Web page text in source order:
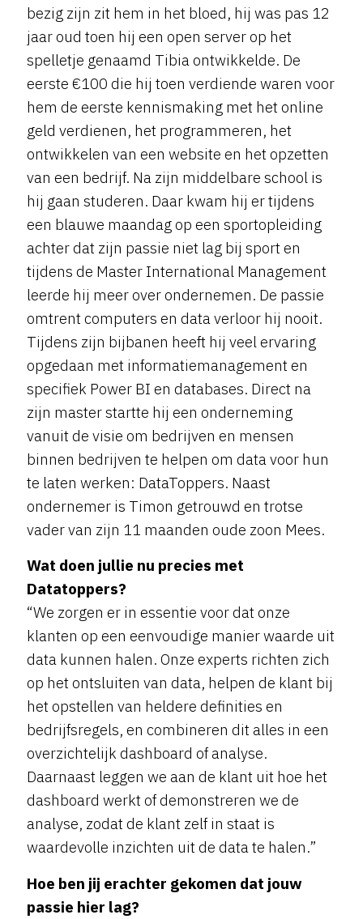
bezig zijn zit hem in het bloed, hij was pas 12
jaar oud toen hij een open server op het
spelletje genaamd Tibia ontwikkelde. De
eerste €100 die hij toen verdiende waren voor
hem de eerste kennismaking met het online
geld verdienen, het programmeren, het
ontwikkelen van een website en het opzetten
van een bedrijf. Na zijn middelbare school is
hij gaan studeren. Daar kwam hij er tijdens
een blauwe maandag op een sportopleiding
achter dat zijn passie niet lag bij sport en
tijdens de Master International Management
leerde hij meer over ondernemen. De passie
omtrent computers en data verloor hij nooit.
Tijdens zijn bijbanen heeft hij veel ervaring
opgedaan met informatiemanagement en
specifiek Power BI en databases. Direct na
zijn master startte hij een onderneming
vanuit de visie om bedrijven en mensen
binnen bedrijven te helpen om data voor hun
te laten werken: DataToppers. Naast
ondernemer is Timon getrouwd en trotse
vader van zijn 11 maanden oude zoon Mees.
Wat doen jullie nu precies met
Datatoppers?
“We zorgen er in essentie voor dat onze
klanten op een eenvoudige manier waarde uit
data kunnen halen. Onze experts richten zich
op het ontsluiten van data, helpen de klant bij
het opstellen van heldere definities en
bedrijfsregels, en combineren dit alles in een
overzichtelijk dashboard of analyse.
Daarnaast leggen we aan de klant uit hoe het
dashboard werkt of demonstreren we de
analyse, zodat de klant zelf in staat is
waardevolle inzichten uit de data te halen.”
Hoe ben jij erachter gekomen dat jouw
passie hier lag?